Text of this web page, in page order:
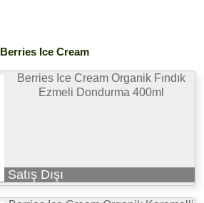
Berries Ice Cream
Berries Ice Cream Organik Fındık
Ezmeli Dondurma 400ml
Satış Dışı